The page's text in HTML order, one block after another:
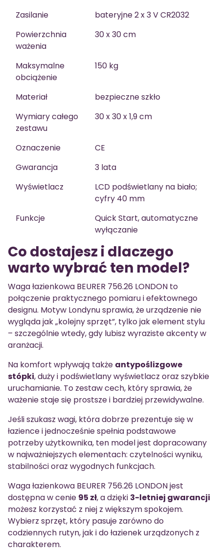
Zasilanie
bateryjne 2 x 3 V CR2032
Powierzchnia
ważenia
30 x 30 cm
Maksymalne
obciążenie
150 kg
Materiał
bezpieczne szkło
Wymiary całego
zestawu
30 x 30 x 1,9 cm
Oznaczenie
CE
Gwarancja
3 lata
Wyświetlacz
LCD podświetlany na biało;
cyfry 40 mm
Funkcje
Quick Start, automatyczne
wyłączanie
Co dostajesz i dlaczego
warto wybrać ten model?
Waga łazienkowa BEURER 756.26 LONDON to
połączenie praktycznego pomiaru i efektownego
designu. Motyw Londynu sprawia, że urządzenie nie
wygląda jak „kolejny sprzęt”, tylko jak element stylu
– szczególnie wtedy, gdy lubisz wyraziste akcenty w
aranżacji.
Na komfort wpływają także antypoślizgowe
stópki, duży i podświetlany wyświetlacz oraz szybkie
uruchamianie. To zestaw cech, który sprawia, że
ważenie staje się prostsze i bardziej przewidywalne.
Jeśli szukasz wagi, która dobrze prezentuje się w
łazience i jednocześnie spełnia podstawowe
potrzeby użytkownika, ten model jest dopracowany
w najważniejszych elementach: czytelności wyniku,
stabilności oraz wygodnych funkcjach.
Waga łazienkowa BEURER 756.26 LONDON jest
dostępna w cenie 95 zł, a dzięki 3-letniej gwarancji
możesz korzystać z niej z większym spokojem.
Wybierz sprzęt, który pasuje zarówno do
codziennych rutyn, jak i do łazienek urządzonych z
charakterem.